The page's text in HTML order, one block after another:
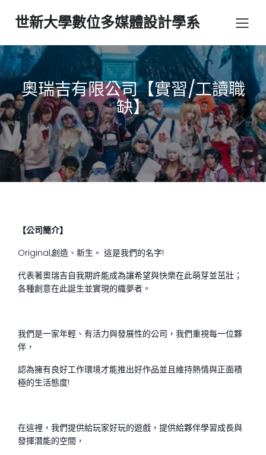
世新大學數位多媒體設計學系
奧瑞吉有限公司【實習/工讀職
缺】
【公司簡介】
Original,創造、新生。 這是我們的名字!
代表著奧瑞吉自我期許能成為讓希望與快樂在此萌芽並茁壯；
各種創意在此誕生並實現的織夢者。
我們是一家年輕、有活力與發展性的公司，我們重視每一位夥
伴，
認為擁有良好工作環境才能推出好作品並且維持熱情與正面積
極的生活態度!
在這裡，我們提供給玩家好玩的遊戲，提供給夥伴學習成長與
發揮潛能的空間，